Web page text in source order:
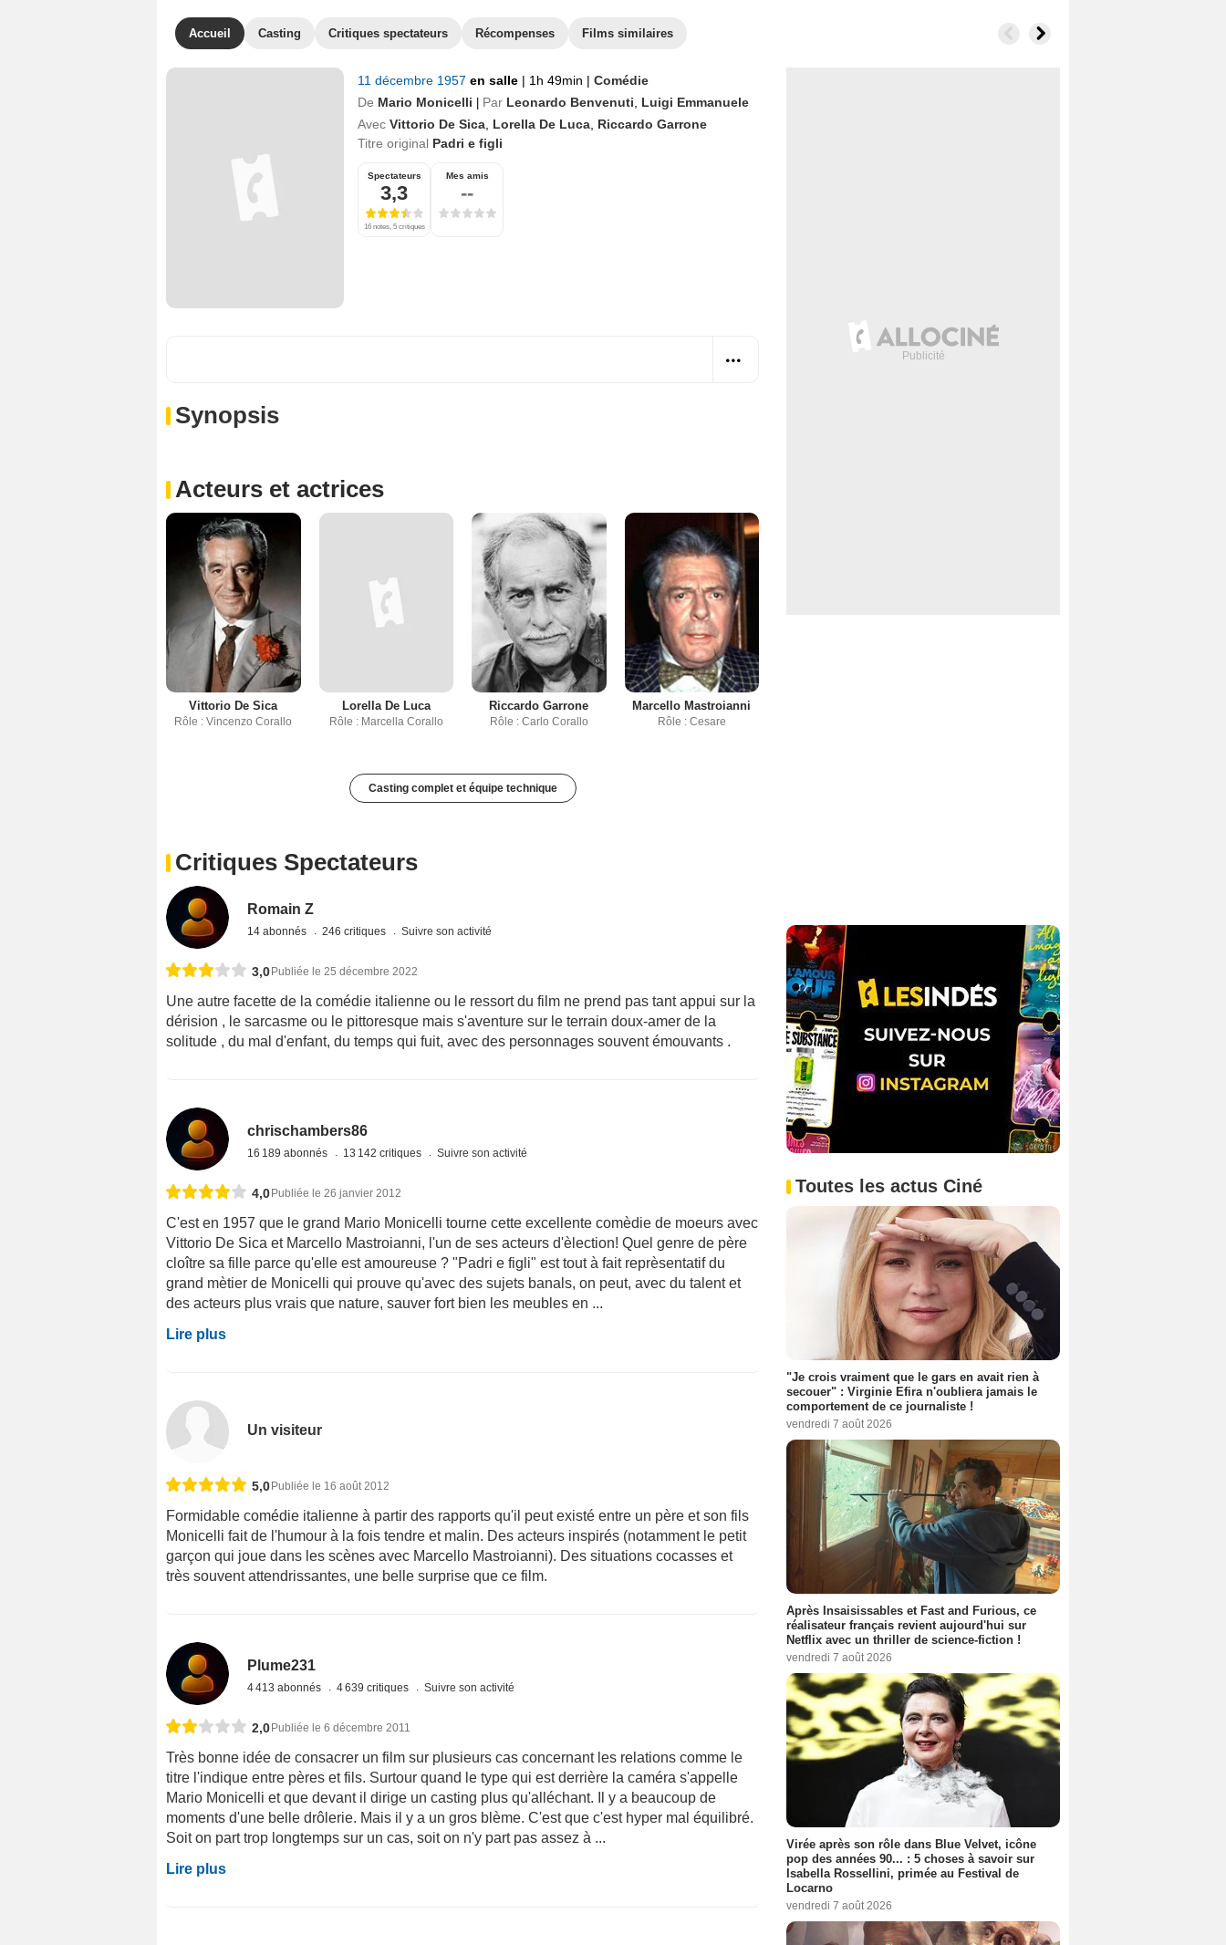
Accueil Casting Critiques spectateurs Récompenses Films similaires
11 décembre 1957 en salle | 1h 49min | Comédie
De Mario Monicelli Par Leonardo Benvenuti
Luigi Emmanuele
Avec Vittorio De Sica Lorella De Luca Riccardo Garrone
Titre original Padri e figli
Spectateurs
3,3
16 notes, 5 critiques
Mes amis
--
Synopsis
Acteurs et actrices
Vittorio De Sica
Rôle : Vincenzo Corallo
Lorella De Luca
Rôle : Marcella Corallo
Riccardo Garrone
Rôle : Carlo Corallo
Marcello Mastroianni
Rôle : Cesare
Casting complet et équipe technique
Critiques Spectateurs
Romain Z
14 abonnés 246 critiques Suivre son activité
3,0 Publiée le 25 décembre 2022
Une autre facette de la comédie italienne ou le ressort du film ne prend pas tant appui sur la
dérision , le sarcasme ou le pittoresque mais s'aventure sur le terrain doux-amer de la
solitude , du mal d'enfant, du temps qui fuit, avec des personnages souvent émouvants .
chrischambers86
16 189 abonnés 13 142 critiques Suivre son activité
4,0 Publiée le 26 janvier 2012
C'est en 1957 que le grand Mario Monicelli tourne cette excellente comèdie de moeurs avec
Vittorio De Sica et Marcello Mastroianni, l'un de ses acteurs d'èlection! Quel genre de père
cloître sa fille parce qu'elle est amoureuse ? "Padri e figli" est tout à fait reprèsentatif du
grand mètier de Monicelli qui prouve qu'avec des sujets banals, on peut, avec du talent et
des acteurs plus vrais que nature, sauver fort bien les meubles en ...
Lire plus
Un visiteur
5,0 Publiée le 16 août 2012
Formidable comédie italienne à partir des rapports qu'il peut existé entre un père et son fils
Monicelli fait de l'humour à la fois tendre et malin. Des acteurs inspirés (notamment le petit
garçon qui joue dans les scènes avec Marcello Mastroianni). Des situations cocasses et
très souvent attendrissantes, une belle surprise que ce film.
Plume231
4 413 abonnés 4 639 critiques Suivre son activité
2,0 Publiée le 6 décembre 2011
Très bonne idée de consacrer un film sur plusieurs cas concernant les relations comme le
titre l'indique entre pères et fils. Surtour quand le type qui est derrière la caméra s'appelle
Mario Monicelli et que devant il dirige un casting plus qu'alléchant. Il y a beaucoup de
moments d'une belle drôlerie. Mais il y a un gros blème. C'est que c'est hyper mal équilibré.
Soit on part trop longtemps sur un cas, soit on n'y part pas assez à ...
Lire plus
Toutes les actus Ciné
"Je crois vraiment que le gars en avait rien à
secouer" : Virginie Efira n'oubliera jamais le
comportement de ce journaliste !
vendredi 7 août 2026
Après Insaisissables et Fast and Furious, ce
réalisateur français revient aujourd'hui sur
Netflix avec un thriller de science-fiction !
vendredi 7 août 2026
Virée après son rôle dans Blue Velvet, icône
pop des années 90... : 5 choses à savoir sur
Isabella Rossellini, primée au Festival de
Locarno
vendredi 7 août 2026